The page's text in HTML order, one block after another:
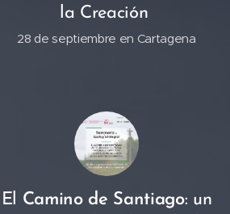
la Creación
28 de septiembre en Cartagena
El Camino de Santiago: un